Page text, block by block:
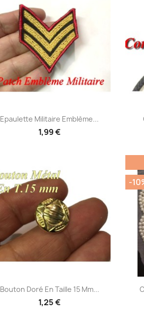
Aperçu rapide
Epaulette Militaire Emblème...
1,99 €
Aperçu rapide
Bouton Doré En Taille 15 Mm...
1,25 €
-